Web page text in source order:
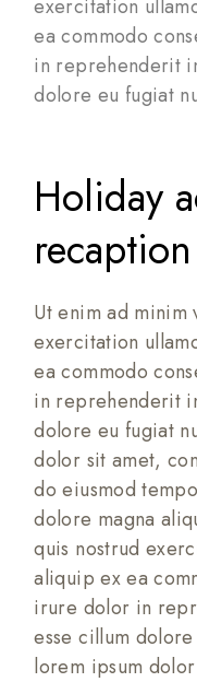
exercitation
ea commodo
in reprehenderit
dolore eu fugiat
Holiday
recaption
Ut enim ad minim
exercitation
ea commodo
in reprehenderit
dolore eu fugiat
dolor sit amet,
do eiusmod
dolore magna
quis nostrud
aliquip ex ea
irure dolor in
esse cillum
lorem ipsum